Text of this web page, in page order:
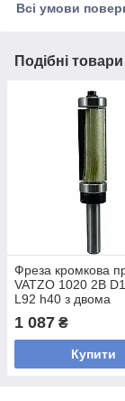
Всі умови
Подібні
Фреза кромкова
VATZO 1020 2B
L92 h40 з двома
1 087 ₴
Купити